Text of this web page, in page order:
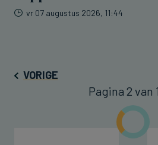
vr 07 augustus 2026, 11:44
VORIGE
Pagina 2 van